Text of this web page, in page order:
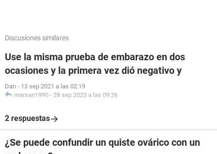
Discusiones similares
Use la misma prueba de embarazo en dos
ocasiones y la primera vez dió negativo y
Dan - 13 sep 2021 a las 02:19
marsan1990 - 28 sep 2023 a las 09:26
2 respuestas
¿Se puede confundir un quiste ovárico con un